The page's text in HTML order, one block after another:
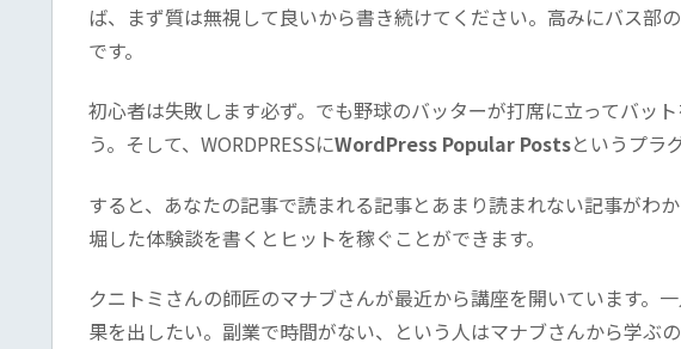
ば、まず質は無視して良いから書き続けてください。高みにバス部
です。
初心者は失敗します必ず。でも野球のバッターが打席に立ってバッ
う。そして、WORDPRESSにWordPress Popular Postsというプラ
すると、あなたの記事で読まれる記事とあまり読まれない記事がわ
堀した体験談を書くとヒットを稼ぐことができます。
クニトミさんの師匠のマナブさんが最近から講座を開いています。
果を出したい。副業で時間がない、という人はマナブさんから学ぶの